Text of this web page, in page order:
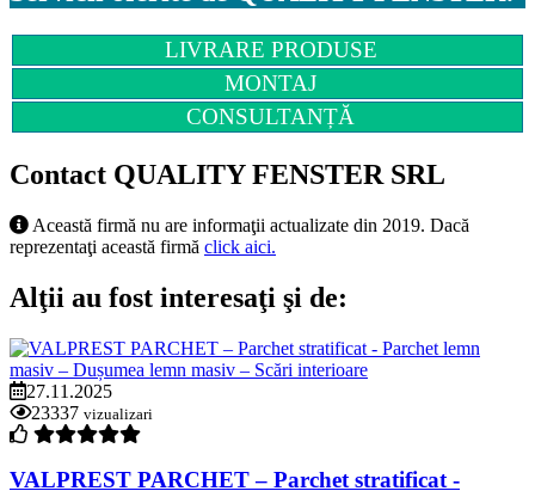
LIVRARE PRODUSE
MONTAJ
CONSULTANȚĂ
Contact QUALITY FENSTER SRL
Această firmă nu are informaţii actualizate din 2019. Dacă
reprezentaţi această firmă click aici.
Alţii au fost interesaţi şi de:
27.11.2025
23337 vizualizari
VALPREST PARCHET – Parchet stratificat -